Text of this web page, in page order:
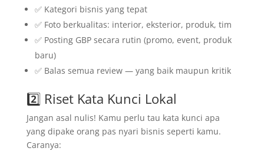
✅ Kategori bisnis yang tepat
✅ Foto berkualitas: interior, eksterior, produk, tim
✅ Posting GBP secara rutin (promo, event, produk
baru)
✅ Balas semua review — yang baik maupun kritik
2️⃣ Riset Kata Kunci Lokal
Jangan asal nulis! Kamu perlu tau kata kunci apa
yang dipake orang pas nyari bisnis seperti kamu.
Caranya: